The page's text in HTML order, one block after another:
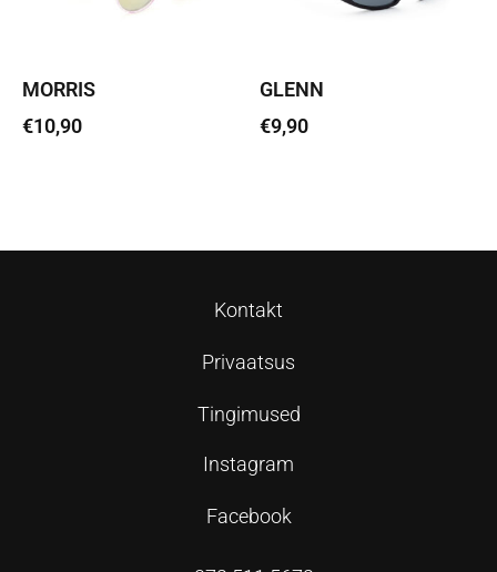
MORRIS
€10,90
GLENN
€9,90
Kontakt
Privaatsus
Tingimused
Instagram
Facebook